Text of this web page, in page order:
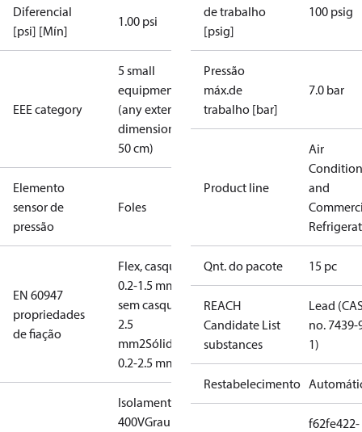
Diferencial
[psi] [Mín]
1.00 psi
EEE category
5 small
equipment
(any external
dimension <
50 cm)
Elemento
sensor de
pressão
Foles
EN 60947
propriedades
de fiação
Flex, casquilhos:
0.2-1.5 mm2
Flex,
sem casquilhos: 0.2-
2.5
mm2Sólido/torcido:
0.2-2.5 mm2
Isolamento:
400VGrau de
de trabalho
[psig]
100 psig
Pressão
máx.de
trabalho [bar]
7.0 bar
Product line
Air
and
Qnt. do pacote 15 pc
REACH
Candidate List
substances
Lead
no. 7439-
1)
Restabelecimento
f62fe422-